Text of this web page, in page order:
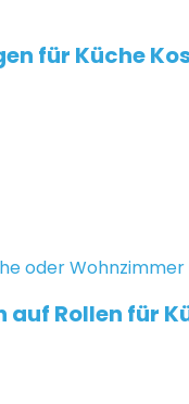
für Küche
Rollen für